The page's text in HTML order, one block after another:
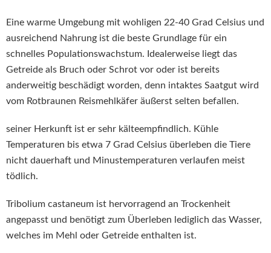
Eine warme Umgebung mit wohligen 22-40 Grad Celsius und
ausreichend Nahrung ist die beste Grundlage für ein
schnelles Populationswachstum. Idealerweise liegt das
Getreide als Bruch oder Schrot vor oder ist bereits
anderweitig beschädigt worden, denn intaktes Saatgut wird
vom Rotbraunen Reismehlkäfer äußerst selten befallen.
seiner Herkunft ist er sehr kälteempfindlich. Kühle
Temperaturen bis etwa 7 Grad Celsius überleben die Tiere
nicht dauerhaft und Minustemperaturen verlaufen meist
tödlich.
Tribolium castaneum ist hervorragend an Trockenheit
angepasst und benötigt zum Überleben lediglich das Wasser,
welches im Mehl oder Getreide enthalten ist.